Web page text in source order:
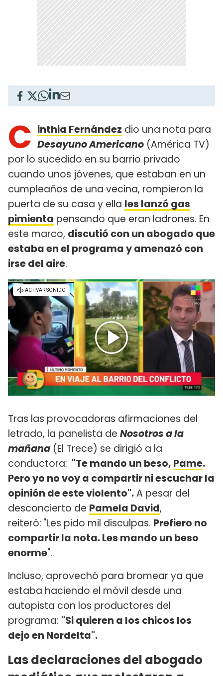
C inthia Fernández dio una nota para
Desayuno Americano (América TV)
por lo sucedido en su barrio privado
cuando unos jóvenes, que estaban en un
cumpleaños de una vecina, rompieron la
puerta de su casa y ella les lanzó gas
pimienta pensando que eran ladrones. En
este marco, discutió con un abogado que
estaba en el programa y amenazó con
irse del aire.
Tras las provocadoras afirmaciones del
letrado, la panelista de Nosotros a la
mañana (El Trece) se dirigió a la
conductora: "Te mando un beso, Pame.
Pero yo no voy a compartir ni escuchar la
opinión de este violento".A pesar del
desconcierto de Pamela David,
reiteró: "Les pido mil disculpas. Prefiero no
compartir la nota. Les mando un beso
enorme".
Incluso, aprovechó para bromear ya que
estaba haciendo el móvil desde una
autopista con los productores del
programa: "Si quieren a los chicos los
dejo en Nordelta".
Las declaraciones del abogado